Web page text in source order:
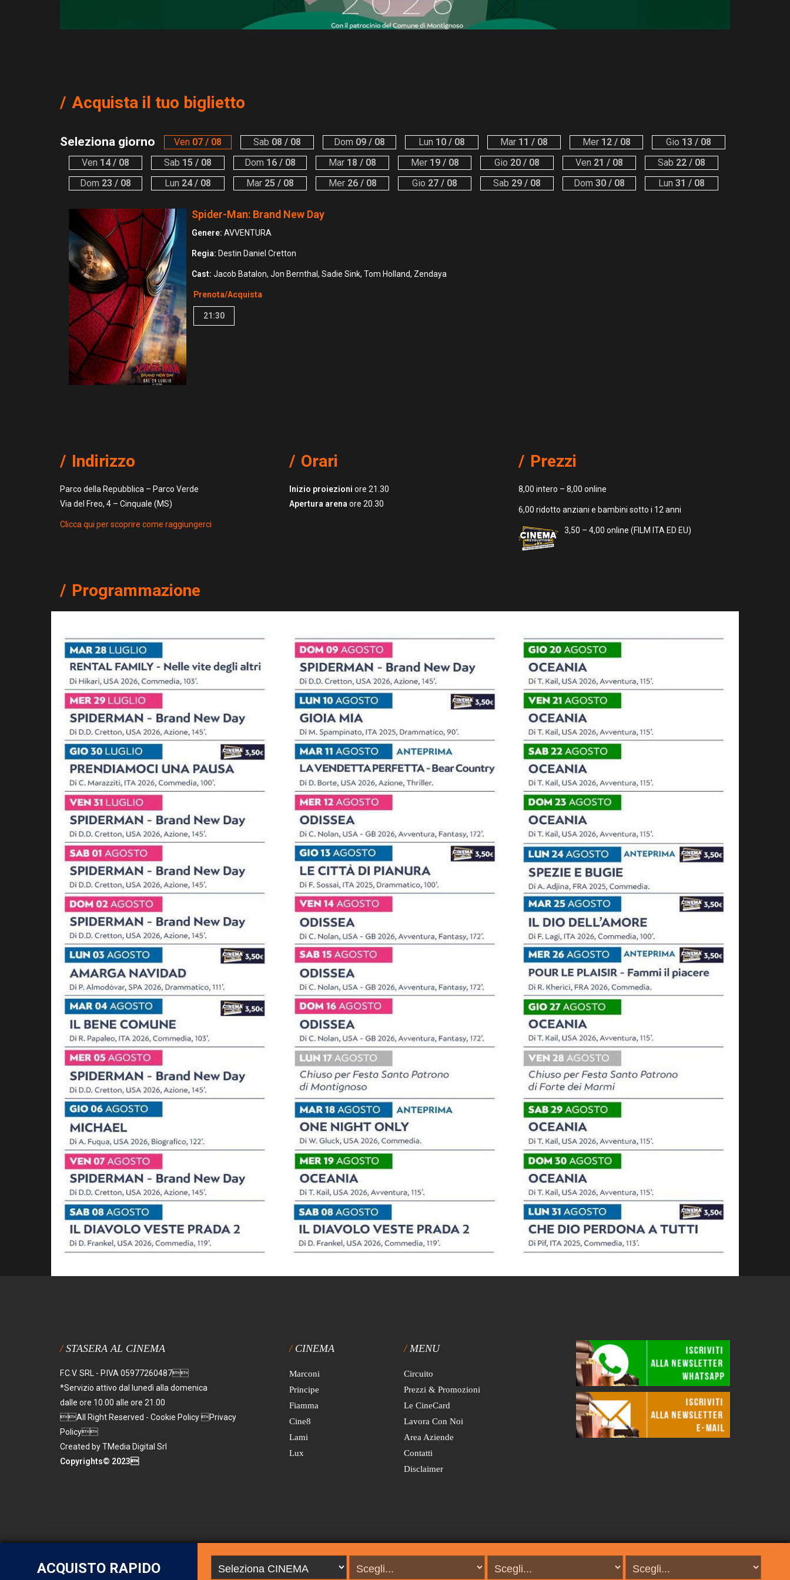
Acquista il tuo biglietto
Seleziona giorno Ven 07 / 08 Sab 08 / 08 Dom 09 / 08 Lun 10 / 08 Mar 11 / 08 Mer12 / 08 Gio 13 / 08
Ven 14 / 08 Sab 15 / 08 Dom 16 / 08 Mar 18 / 08 Mer19 / 08 Gio 20 / 08 Ven 21 / 08 Sab 22 / 08
Dom 23 / 08 Lun 24 / 08 Mar 25 / 08 Mer26 / 08 Gio 27 / 08 Sab 29 / 08 Dom 30 / 08 Lun 31 / 08
Spider-Man: Brand New Day
Genere: AVVENTURA
Regia: Destin Daniel Cretton
Cast: Jacob Batalon, Jon Bernthal, Sadie Sink, Tom Holland, Zendaya
Prenota/Acquista
21:30
Indirizzo
Parco della Repubblica – Parco Verde
Via del Freo, 4 – Cinquale (MS)
Clicca qui per scoprire come raggiungerci
Orari
Inizio proiezioni ore 21.30
Apertura arena ore 20.30
Prezzi
8,00 intero – 8,00 online
6,00 ridotto anziani e bambini sotto i 12 anni
3,50 – 4,00 online (FILM ITA ED EU)
Programmazione
STASERA AL CINEMA
F.C.V. SRL - P.IVA 05977260487
*Servizio attivo dal lunedì alla domenica
dalle ore 10.00 alle ore 21.00
All Right Reserved - Cookie Policy Privacy
Policy
Created by TMedia Digital Srl
Copyrights© 2023
CINEMA
Marconi
Principe
Fiamma
Cine8
Lami
Lux
MENU
Circuito
Prezzi & Promozioni
Le CineCard
Lavora Con Noi
Area Aziende
Contatti
Disclaimer
richiedere l'abilitazione chiamando il numero clienti del proprio gestore telefonico. Non anteporre alcun prefisso al numero del Call Center indicato.
ACQUISTO RAPIDO